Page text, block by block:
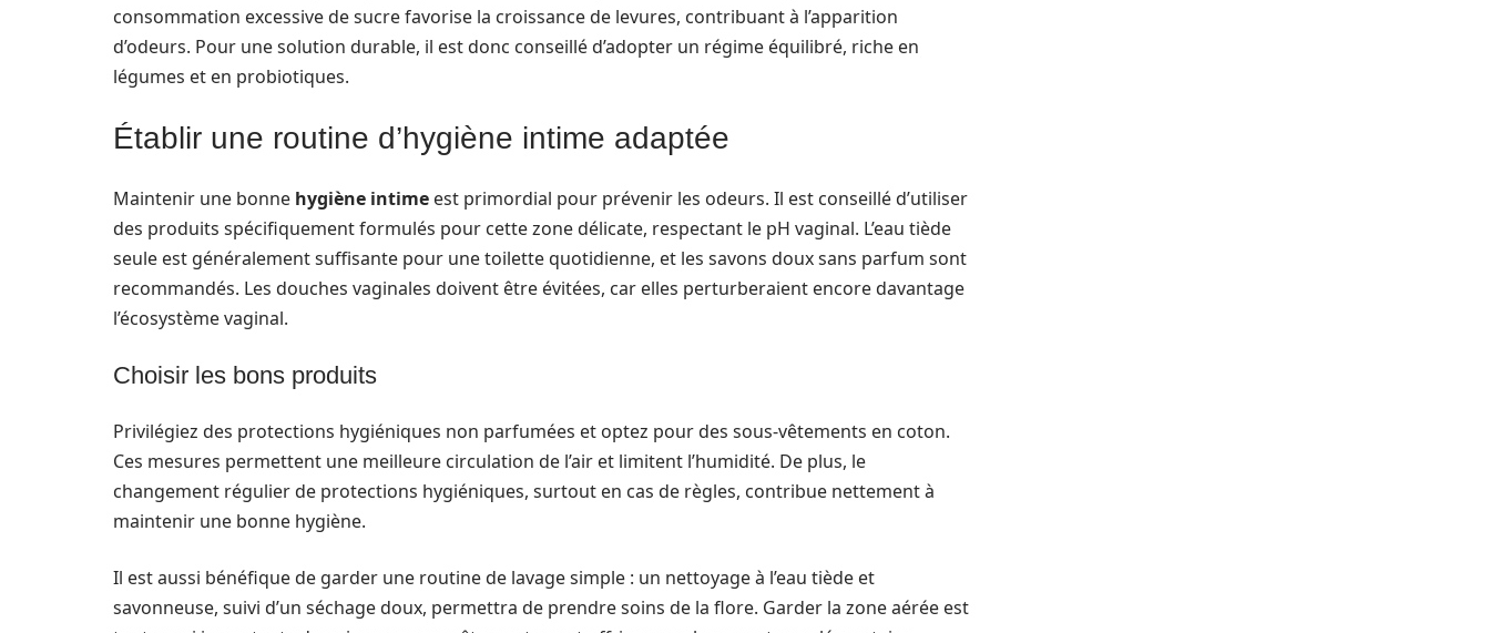
consommation excessive de sucre favorise la croissance de levures, contribuant à l’apparition
d’odeurs. Pour une solution durable, il est donc conseillé d’adopter un régime équilibré, riche en
légumes et en probiotiques.
Établir une routine d’hygiène intime adaptée
Maintenir une bonne hygiène intime est primordial pour prévenir les odeurs. Il est conseillé d’utiliser
des produits spécifiquement formulés pour cette zone délicate, respectant le pH vaginal. L’eau tiède
seule est généralement suffisante pour une toilette quotidienne, et les savons doux sans parfum sont
recommandés. Les douches vaginales doivent être évitées, car elles perturberaient encore davantage
l’écosystème vaginal.
Choisir les bons produits
Privilégiez des protections hygiéniques non parfumées et optez pour des sous-vêtements en coton.
Ces mesures permettent une meilleure circulation de l’air et limitent l’humidité. De plus, le
changement régulier de protections hygiéniques, surtout en cas de règles, contribue nettement à
maintenir une bonne hygiène.
Il est aussi bénéfique de garder une routine de lavage simple : un nettoyage à l’eau tiède et
savonneuse, suivi d’un séchage doux, permettra de prendre soins de la flore. Garder la zone aérée est